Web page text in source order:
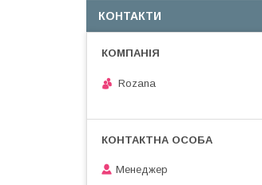
КОНТАКТИ
Rozana
Менеджер